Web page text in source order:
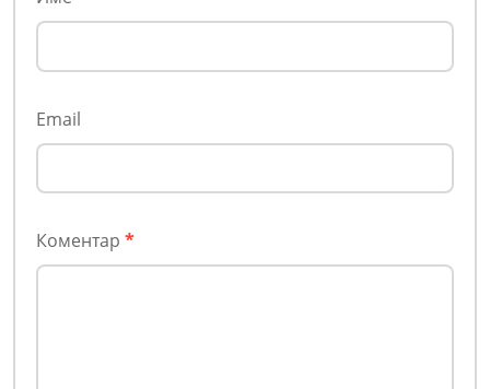
Email
Коментар *